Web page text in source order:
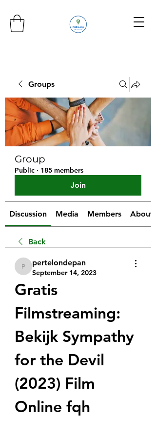
Groups
Group
Public · 185 members
Join
Discussion Media Members About
Back
pertelondepan
pertelondepan
September 14, 2023
Gratis
Filmstreaming:
Bekijk Sympathy
for the Devil
(2023) Film
Online fqh